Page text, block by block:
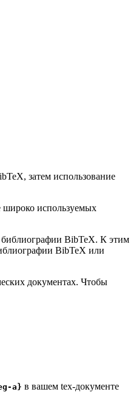
затем использование
широко используемых
библиографии BibTeX. К этим
BibTeX или
документах. Чтобы
a} в вашем tex-документе